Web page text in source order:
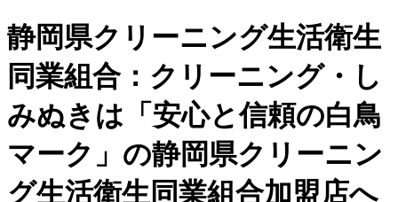
静岡県クリーニング生活衛生
同業組合：クリーニング・し
みぬきは「安心と信頼の白鳥
マーク」の静岡県クリーニン
グ生活衛生同業組合加盟店へ